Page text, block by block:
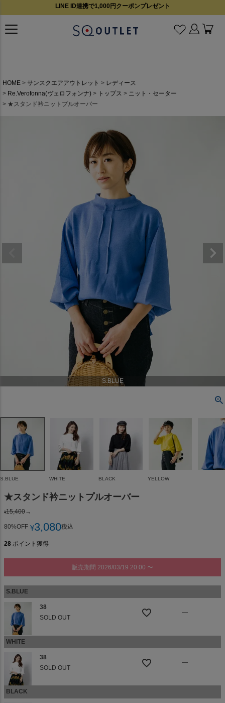
LINE ID連携で1,000円クーポンプレゼント
HOME サンスクエアアウトレット
レディース
Re.Verofonna(ヴェロフォンナ)
トップス
ニット・セーター
★スタンド衿ニットプルオーバー
S.BLUE
S.BLUE WHITE BLACK YELLOW
★スタンド衿ニットプルオーバー
¥15,400→
80%OFF ¥3,080税込
28 ポイント獲得
販売期間 2026/03/19 20:00 〜
S.BLUE
38
SOLD OUT
—
WHITE
38
SOLD OUT
—
BLACK